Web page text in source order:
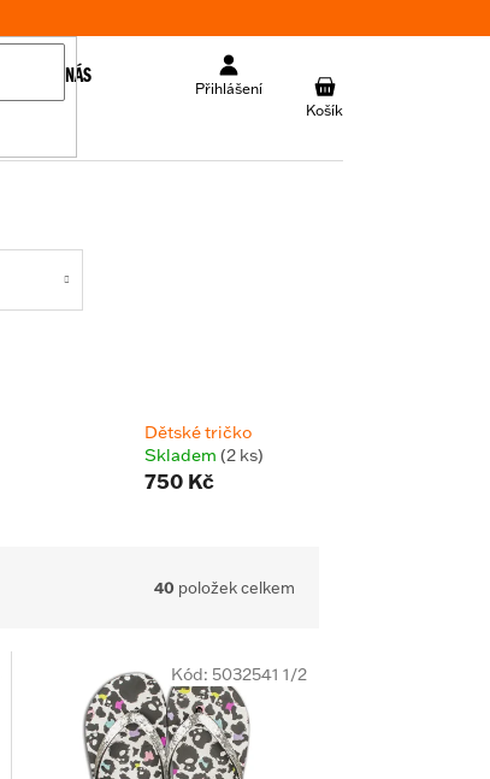
Přihlášení
NÁKUPNÍ
KOŠÍK
O NÁS
Dětské tričko
Skladem (2 ks)
750 Kč
40 položek celkem
Kód: 5032541 1/2